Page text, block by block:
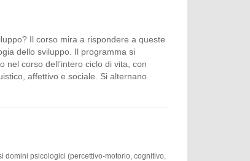
Il corso mira a rispondere a queste
dello sviluppo. Il programma si
nel corso dell’intero ciclo di vita, con
affettivo e sociale. Si alternano
domini psicologici (percettivo-motorio, cognitivo,